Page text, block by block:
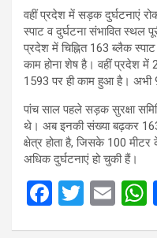
वहीं प्रदेश में सड़क दुर्घटनाएं
स्पाट व दुर्घटना संभावित स्थल
प्रदेश में चिह्नित 163 ब्लैक
काम होना शेष है। वहीं प्रदेश
1593 पर ही काम हुआ है। अभी
पांच साल पहले सड़क सुरक्षा
थे। अब इनकी संख्या बढ़कर
क्षेत्र होता है, जिसके 100
अधिक दुर्घटनाएं हो चुकी हैं।
F
T
E